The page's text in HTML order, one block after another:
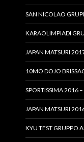
SAN NICOLAO
KARAOLIMPIADI
JAPAN MATSURI
10MO DOJO
SPORTISSIMA 2016
JAPAN MATSURI
KYU TEST GRUPPO